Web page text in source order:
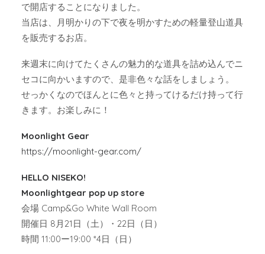
で開店することになりました。
当店は、月明かりの下で夜を明かすための軽量登山道具
を販売するお店。
来週末に向けてたくさんの魅力的な道具を詰め込んでニ
セコに向かいますので、是非色々な話をしましょう。
せっかくなのでほんとに色々と持ってけるだけ持って行
きます。お楽しみに！
Moonlight Gear
https://moonlight-gear.com/
HELLO NISEKO!
Moonlightgear pop up store
会場 Camp&Go White Wall Room
開催日 8月21日（土）・22日（日）
時間 11:00ー19:00 *4日（日）